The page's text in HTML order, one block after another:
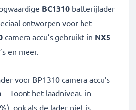
BC1310 batterijlader
ontworpen voor het
camera accu’s gebruikt in NX5
en meer.
voor BP1310 camera accu’s
– Toont het laadniveau in
ook als de lader niet is